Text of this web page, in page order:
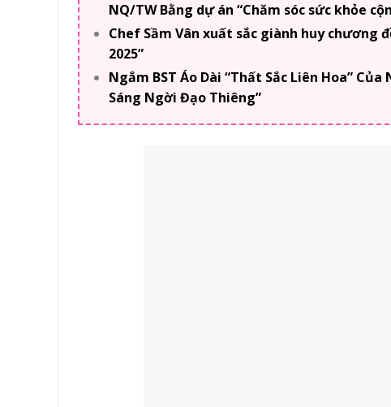
NQ/TW Bằng dự án “Chăm sóc sức khỏe
Chef Sầm Vân xuất sắc giành huy
2025”
Ngắm BST Áo Dài “Thất Sắc Liên Hoa”
Sáng Ngời Đạo Thiêng”